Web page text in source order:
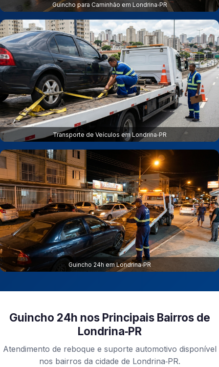
Guincho para Caminhão em Londrina‑PR
Transporte de Veículos em Londrina‑PR
Guincho 24h em Londrina‑PR
Guincho 24h nos Principais Bairros de
Londrina‑PR
Atendimento de reboque e suporte automotivo disponível
nos bairros da cidade de Londrina‑PR.